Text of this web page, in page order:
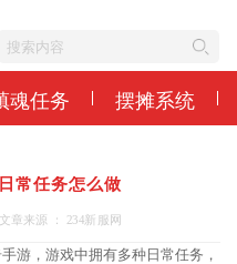
魂任务 摆摊系统
常任务怎么做
文章来源 ： 234新服网
游，游戏中拥有多种日常任务，